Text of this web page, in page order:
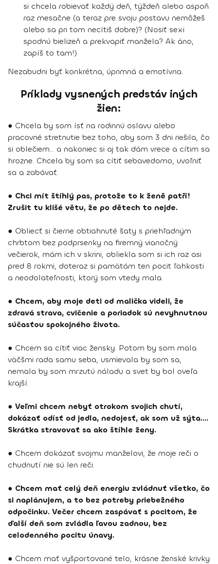
si chcela robievať každý deň, týždeň alebo aspoň
raz mesačne (a teraz pre svoju postavu nemôžeš
alebo sa pri tom necítiš dobre)? (Nosiť sexi
spodnú bielizeň a prekvapiť manžela? Ak áno,
zapíš to tam!)
Nezabudni byť konkrétna, úprimná a emotívna.
Príklady vysnených predstáv iných
žien:
● Chcela by som ísť na rodinnú oslavu alebo
pracovné stretnutie bez toho, aby som 3 dni riešila, čo
si oblečiem... a nakoniec si aj tak dám vrece a cítim sa
hrozne. Chcela by som sa cítiť sebavedomo, uvoľniť
sa a zabávať.
● Chci mít štíhlý pas, protože to k ženě patří!
Zrušit tu klišé větu, že po dětech to nejde.
● Obliecť si čierne obtiahnuté šaty s priehľadným
chrbtom bez podprsenky na firemný vianočný
večierok, mám ich v skrini, obliekla som si ich raz asi
pred 8 rokmi, doteraz si pamätám ten pocit ľahkosti
a neodolateľnosti, ktorý som vtedy mala.
● Chcem, aby moje deti od malička videli, že
zdravá strava, cvičenie a poriadok sú nevyhnutnou
súčasťou spokojného života.
● Chcem sa cítiť viac žensky. Potom by som mala
väčšmi rada samu seba, usmievala by som sa,
nemala by som mrzutú náladu a svet by bol oveľa
krajší.
● Veľmi chcem nebyť otrokom svojich chutí,
dokázať odísť od jedla, nedojesť, ak som už sýta....
Skrátka stravovať sa ako štíhle ženy.
● Chcem dokázať svojmu manželovi, že moje reči o
chudnutí nie sú len reči.
● Chcem mať celý deň energiu zvládnuť všetko, čo
si naplánujem, a to bez potreby priebežného
odpočinku. Večer chcem zaspávať s pocitom, že
ďalší deň som zvládla ľavou zadnou, bez
celodenného pocitu únavy.
● Chcem mať vyšportované telo, krásne ženské krivky